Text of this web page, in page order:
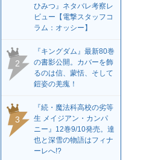
ひみつ』ネタバレ考察レ
ビュー【電撃スタッフコ
ラム：オッシー】
2
『キングダム』最新80巻
の書影公開。カバーを飾
るのは信、蒙恬、そして
鎧姿の羌瘣！
3
『続・魔法科高校の劣等
生 メイジアン・カンパ
ニー』12巻9/10発売。達
也と深雪の物語はフィナ
ーレへ!?